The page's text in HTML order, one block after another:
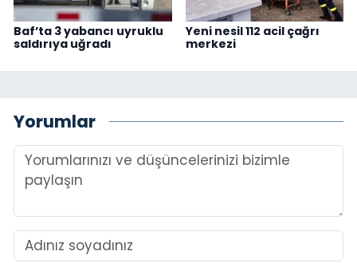
Baf’ta 3 yabancı uyruklu
saldırıya uğradı
Yeni nesil 112 acil çağrı
merkezi
Yorumlar